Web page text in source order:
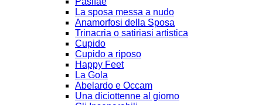
La sposa messa a nudo
Anamorfosi della Sposa
Trinacria o satiriasi artistica
Cupido
Cupido a riposo
Happy Feet
La Gola
Abelardo e Occam
Una diciottenne al giorno